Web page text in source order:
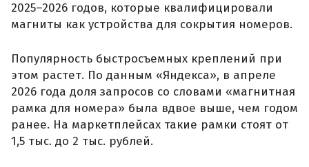
2025–2026 годов, которые квалифицировали
магниты как устройства для сокрытия номеров.
Популярность быстросъемных креплений при
этом растет. По данным «Яндекса», в апреле
2026 года доля запросов со словами «магнитная
рамка для номера» была вдвое выше, чем годом
ранее. На маркетплейсах такие рамки стоят от
1,5 тыс. до 2 тыс. рублей.